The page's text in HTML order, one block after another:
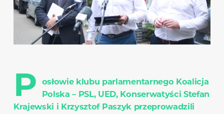
P osłowie klubu parlamentarnego Koalicja
Polska – PSL, UED, Konserwatyści Stefan
Krajewski i Krzysztof Paszyk przeprowadzili